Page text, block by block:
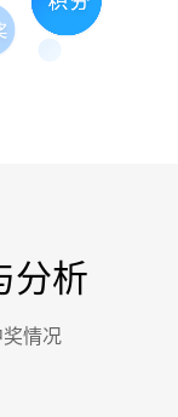
分析
情况